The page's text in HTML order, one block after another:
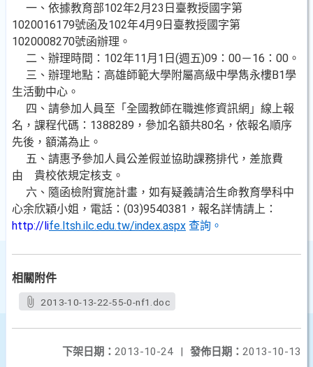
一、依據教育部102年2月23日臺教授國字第
1020016179號函及102年4月9日臺教授國字第
1020008270號函辦理。
二、辦理時間：102年11月1日(週五)09：00－16：00。
三、辦理地點：高雄師範大學附屬高級中學雋永樓B1學
生活動中心。
四、請參加人員至「全國教師在職進修資訊網」線上報
名，課程代碼：1388289，參加名額共80名，依報名順序
先後，額滿為止。
五、請惠予參加人員公差假並協助課務排代，差旅費
由 貴校依規定核支。
六、隨函檢附實施計畫，如有疑義請洽生命教育學科中
心余欣穎小姐，電話：(03)9540381，報名詳情請上：
http://life.ltsh.ilc.edu.tw/index.aspx 查詢。
相關附件
2013-10-13-22-55-0-nf1.doc
發佈日期： 2013-10-13
下架日期： 2013-10-24
|